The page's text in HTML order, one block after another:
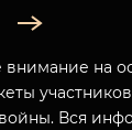
на
Вся